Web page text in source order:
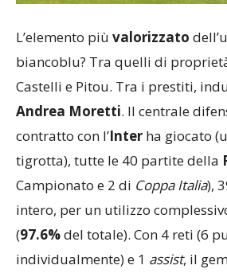
L’elemento più valorizzato
biancoblu? Tra quelli di
Castelli e Pitou. Tra i prestiti,
Andrea Moretti. Il centrale
contratto con l’Inter ha giocato
tigrotta), tutte le 40 partite della
Campionato e 2 di Coppa Italia),
intero, per un utilizzo
(97.6%del totale). Con 4 reti (6
individualmente) e 1 assist, il